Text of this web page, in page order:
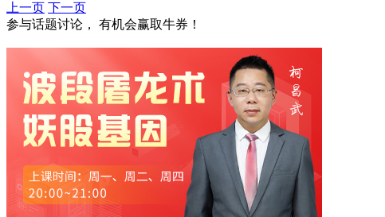
上一页 下一页
参与话题讨论， 有机会赢取牛券！